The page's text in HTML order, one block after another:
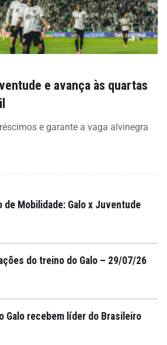
e avança às quartas
e garante a vaga alvinegra
de Mobilidade: Galo x Juventude
do treino do Galo – 29/07/26
Galo recebem líder do Brasileiro